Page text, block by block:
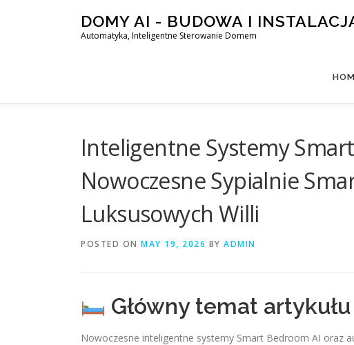
DOMY AI - BUDOWA I
Automatyka, Inteligentne Sterowanie Domem
Inteligentne Systemy
Nowoczesne Sypialnie
Luksusowych Willi
POSTED ON MAY 19, 2026 BY ADMIN
Główny temat artykułu
Nowoczesne inteligentne systemy Smart Bedroom AI oraz